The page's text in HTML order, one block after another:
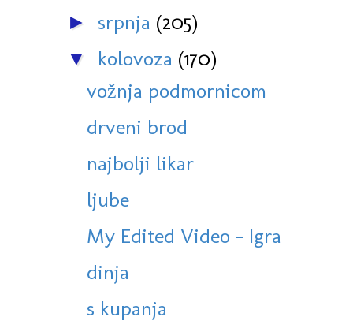
► srpnja (205)
▼ kolovoza (170)
vožnja podmornicom
drveni brod
najbolji likar
ljube
My Edited Video - Igra
dinja
s kupanja